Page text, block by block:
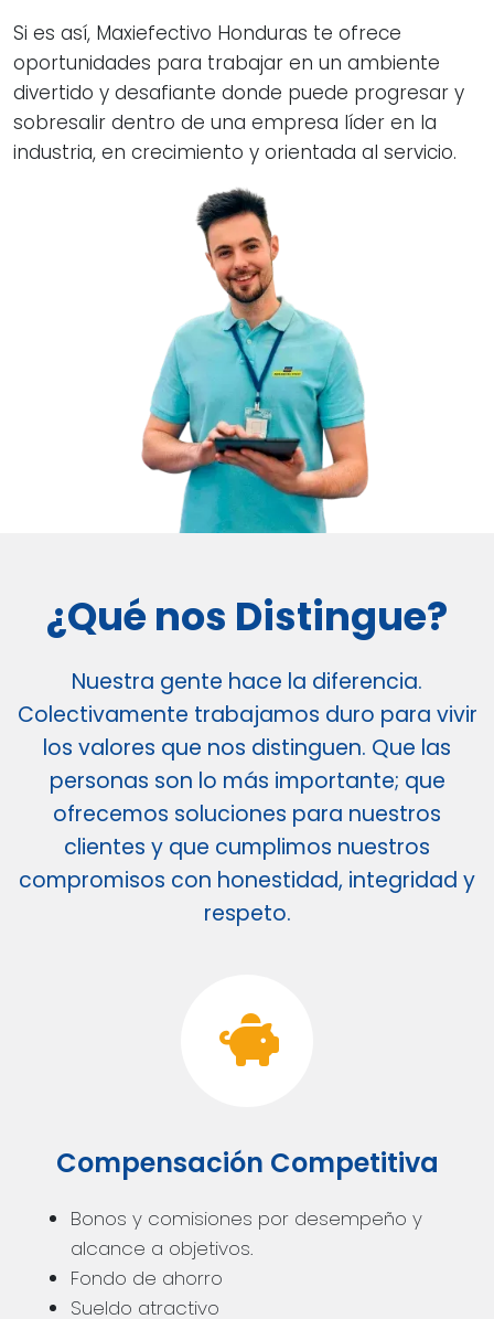
Si es así, Maxiefectivo Honduras te ofrece
oportunidades para trabajar en un ambiente
divertido y desafiante donde puede progresar y
sobresalir dentro de una empresa líder en la
industria, en crecimiento y orientada al servicio.
¿Qué nos Distingue?
Nuestra gente hace la diferencia.
Colectivamente trabajamos duro para vivir
los valores que nos distinguen. Que las
personas son lo más importante; que
ofrecemos soluciones para nuestros
clientes y que cumplimos nuestros
compromisos con honestidad, integridad y
respeto.
Compensación Competitiva
Bonos y comisiones por desempeño y
alcance a objetivos.
Fondo de ahorro
Sueldo atractivo